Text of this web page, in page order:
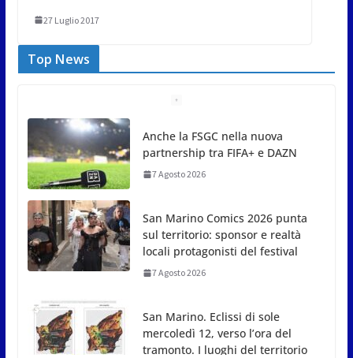
27 Luglio 2017
Top News
San Marino Comics 2026 punta
sul territorio: sponsor e realtà
locali protagonisti del festival
San Marino. Eclissi di sole
mercoledì 12, verso l’ora del
tramonto. I luoghi del territorio
San Marino, stop agli abbruciamenti di residui